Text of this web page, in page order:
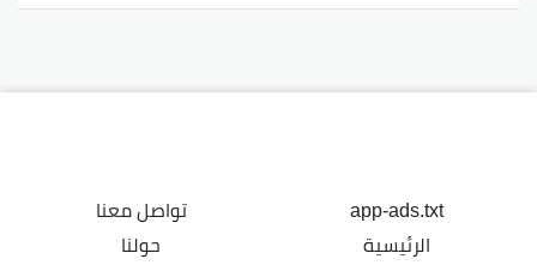
app-ads.txt
الرئيسية
تواصل معنا
حولنا